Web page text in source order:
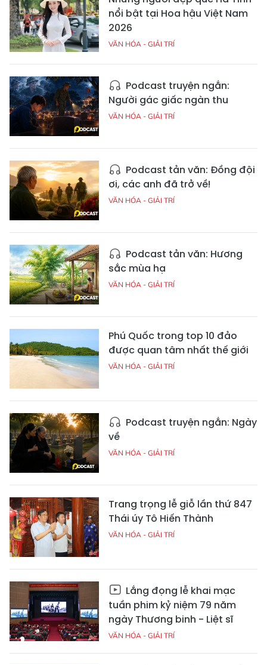
nổi bật tại Hoa hậu Việt Nam
2026
VĂN HÓA - GIẢI TRÍ
Podcast truyện ngắn:
Người gác giấc ngàn thu
VĂN HÓA - GIẢI TRÍ
Podcast tản văn: Đồng đội
ơi, các anh đã trở về!
VĂN HÓA - GIẢI TRÍ
Podcast tản văn: Hương
sắc mùa hạ
VĂN HÓA - GIẢI TRÍ
Phú Quốc trong top 10 đảo
được quan tâm nhất thế giới
VĂN HÓA - GIẢI TRÍ
Podcast truyện ngắn: Ngày
về
VĂN HÓA - GIẢI TRÍ
Trang trọng lễ giỗ lần thứ 847
Thái úy Tô Hiến Thành
VĂN HÓA - GIẢI TRÍ
Lắng đọng lễ khai mạc
tuần phim kỷ niệm 79 năm
ngày Thương binh - Liệt sĩ
VĂN HÓA - GIẢI TRÍ